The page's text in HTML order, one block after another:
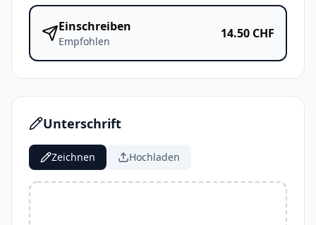
Einschreiben
Empfohlen
14.50 CHF
Unterschrift
Zeichnen Hochladen